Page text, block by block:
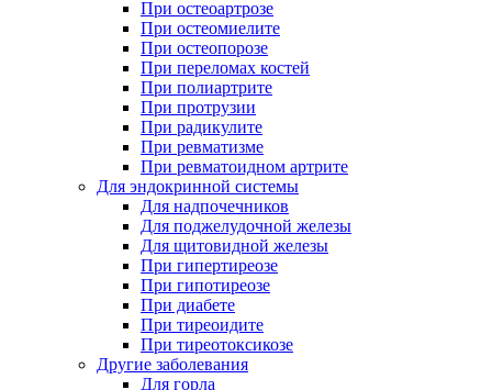
При остеоартрозе
При остеомиелите
При остеопорозе
При переломах костей
При полиартрите
При протрузии
При радикулите
При ревматизме
При ревматоидном артрите
Для эндокринной системы
Для надпочечников
Для поджелудочной железы
Для щитовидной железы
При гипертиреозе
При гипотиреозе
При диабете
При тиреоидите
При тиреотоксикозе
Другие заболевания
Для горла